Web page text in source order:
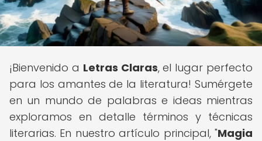
¡Bienvenido a Letras Claras, el lugar perfecto
para los amantes de la literatura! Sumérgete
en un mundo de palabras e ideas mientras
exploramos en detalle términos y técnicas
literarias. En nuestro artículo principal, "Magia